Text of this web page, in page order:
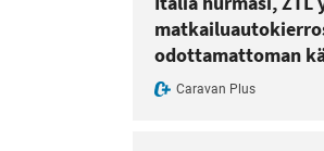
odottamattoman
Caravan Plus